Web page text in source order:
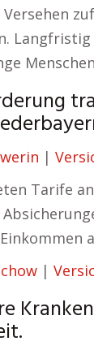
|
Tarife
|